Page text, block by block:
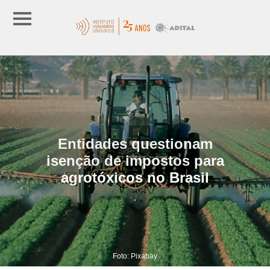
Entidades questionam
isenção de impostos para
agrotóxicos no Brasil
Foto: Pixabay